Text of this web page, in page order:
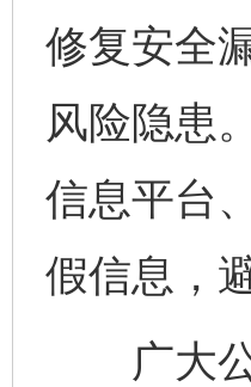
修复安全
风险隐患
信息平台
假信息，
广大公